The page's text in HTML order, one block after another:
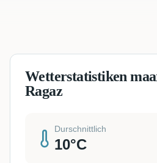
Wetterstatistiken
Ragaz
Durschnittlich
10°C